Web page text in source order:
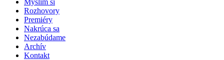
Myslim si
Rozhovory
Premiéry
Nakrúca sa
Nezabúdame
Archív
Kontakt